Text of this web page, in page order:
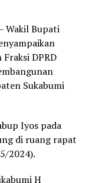
Wakil Bupati
DPRD
Sukabumi
Iyos pada
di ruang rapat
2024).
H